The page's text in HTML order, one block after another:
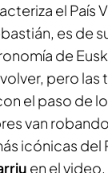
el País
es de
de
pero las
el paso de
van
icónicas del
en el